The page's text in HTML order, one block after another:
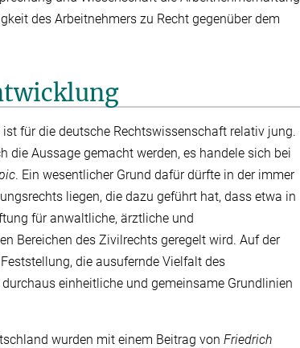
des Arbeitnehmers zu Recht gegenüber dem
für die deutsche Rechtswissenschaft relativ jung.
die Aussage gemacht werden, es handele sich bei
. Ein wesentlicher Grund dafür dürfte in der immer
liegen, die dazu geführt hat, dass etwa in
für anwaltliche, ärztliche und
Bereichen des Zivilrechts geregelt wird. Auf der
die ausufernde Vielfalt des
einheitliche und gemeinsame Grundlinien
wurden mit einem Beitrag von Friedrich